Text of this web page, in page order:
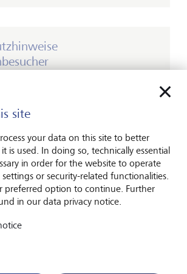
site
your data on this site to better
is used. In doing so, technically essential
in order for the website to operate
or security-related functionalities.
preferred option to continue. Further
in our data privacy notice.